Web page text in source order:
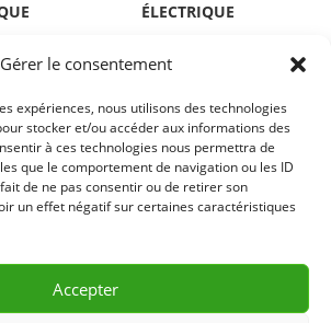
Gérer le consentement
expériences, nous utilisons des technologies
stocker et/ou accéder aux informations des
à ces technologies nous permettra de
que le comportement de navigation ou les ID
de ne pas consentir ou de retirer son
un effet négatif sur certaines caractéristiques
Accepter
ÉLECTRIQUE
COULISSANTE 12″